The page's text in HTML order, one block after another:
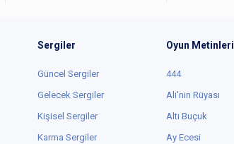
Sergiler
Güncel Sergiler
Gelecek Sergiler
Kişisel Sergiler
Karma Sergiler
Oyun Metinleri
444
Ali'nin Rüyası
Altı Buçuk
Ay Ecesi